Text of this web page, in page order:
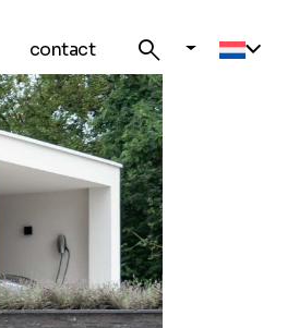
contact search